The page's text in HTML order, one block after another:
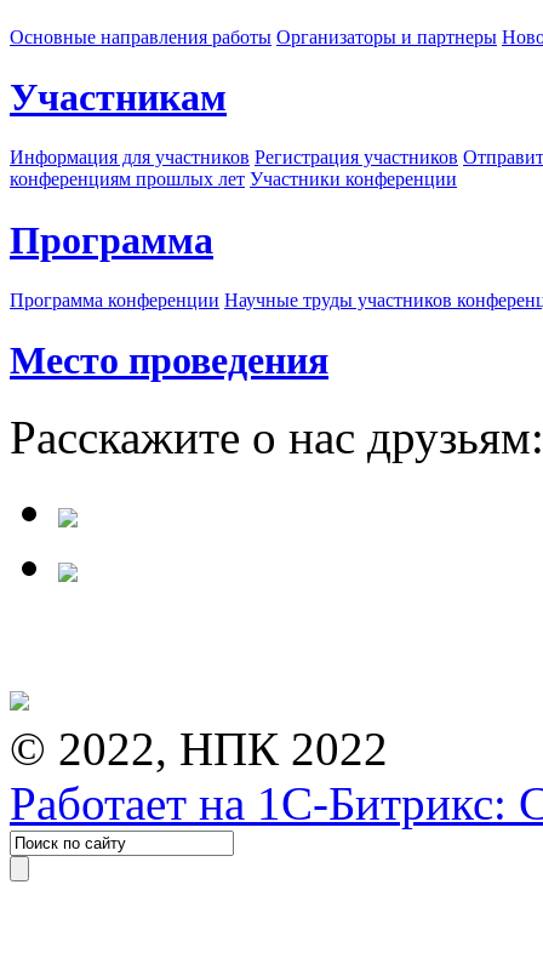
Основные направления работы Организаторы и партнеры
Участникам
Информация для участников Регистрация участников
конференциям прошлых лет Участники конференции
Программа
Программа конференции Научные труды участников
Место проведения
Расскажите о нас друзьям:
© 2022, НПК 2022
Работает на 1С-Битрикс: